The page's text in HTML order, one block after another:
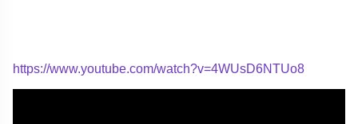
https://www.youtube.com/watch?v=4WUsD6NTUo8